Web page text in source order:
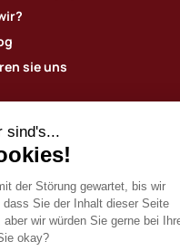
sie uns
Wellenfedern